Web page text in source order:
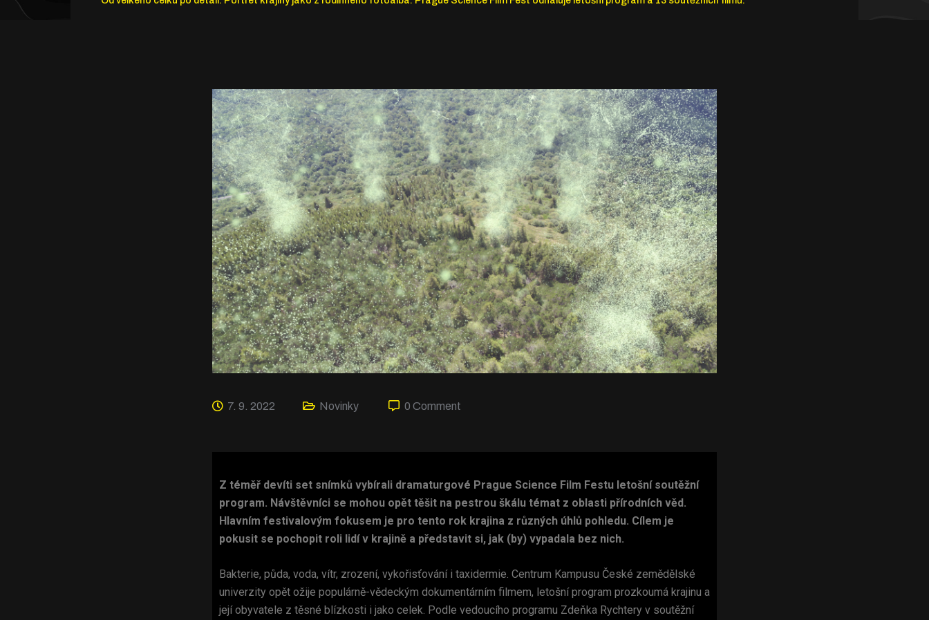
7. 9. 2022 Novinky 0 Comment
Z téměř devíti set snímků vybírali dramaturgové Prague Science Film Festu letošní soutěžní
program. Návštěvníci se mohou opět těšit na pestrou škálu témat z oblasti přírodních věd.
Hlavním festivalovým fokusem je pro tento rok krajina z různých úhlů pohledu. Cílem je
pokusit se pochopit roli lidí v krajině a představit si, jak (by) vypadala bez nich.
Bakterie, půda, voda, vítr, zrození, vykořisťování i taxidermie. Centrum Kampusu České zemědělské
univerzity opět ožije populárně-vědeckým dokumentárním filmem, letošní program prozkoumá krajinu a
její obyvatele z těsné blízkosti i jako celek. Podle vedoucího programu Zdeňka Rychtery v soutěžní